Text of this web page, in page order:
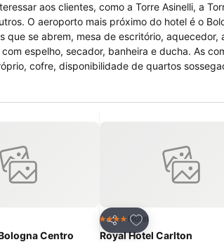
aos clientes, como a Torre Asinelli, a
O aeroporto mais próximo do hotel é o
que se abrem, mesa de escritório, aquecedor,
espelho, secador, banheira e ducha. As
cofre, disponibilidade de quartos
aos favoritos
Centro
Partilhar
Adicionar aos
4 EstrelasHotel
Royal Hotel Carlton